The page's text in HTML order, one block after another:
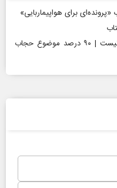
برای هواپیماربایی»
مساله حجاب فقط حقوقی و انتظامی نیست | ۹۰ درصد موضوع حجاب